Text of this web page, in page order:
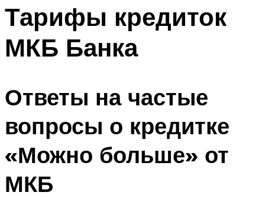
Тарифы кредиток
МКБ Банка
Ответы на частые
вопросы о кредитке
«Можно больше» от
МКБ